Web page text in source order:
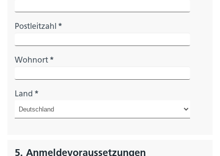
Postleitzahl *
Wohnort *
Land *
5. Anmeldevoraussetzungen